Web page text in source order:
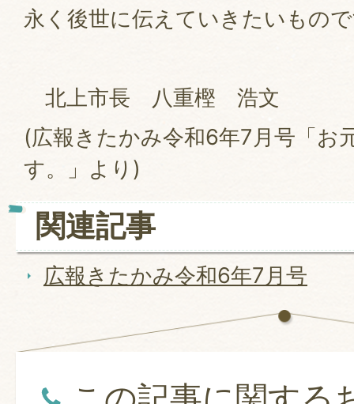
永く後世に伝えていきたいもの
北上市長 八重樫 浩文
(広報きたかみ令和6年7月号「お
す。」より)
関連記事
広報きたかみ令和6年7月号